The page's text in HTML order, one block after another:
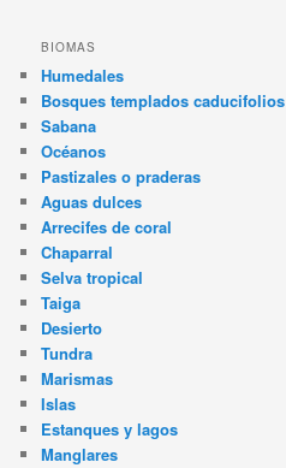
BIOMAS
Humedales
Bosques templados caducifolios
Sabana
Océanos
Pastizales o praderas
Aguas dulces
Arrecifes de coral
Chaparral
Selva tropical
Taiga
Desierto
Tundra
Marismas
Islas
Estanques y lagos
Manglares